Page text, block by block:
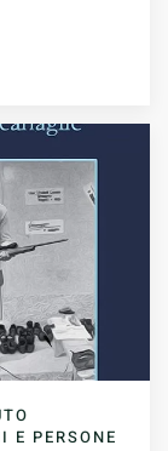
E PERSONE